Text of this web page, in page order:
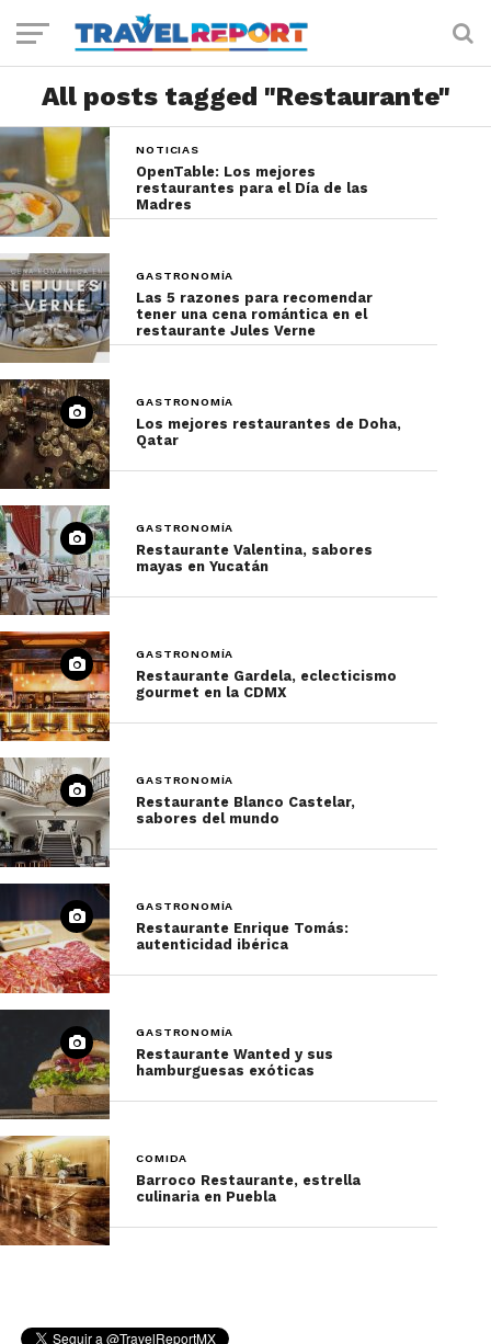
All posts tagged "Restaurante"
NOTICIAS
OpenTable: Los mejores
restaurantes para el Día de las
Madres
GASTRONOMÍA
Las 5 razones para recomendar
tener una cena romántica en el
restaurante Jules Verne
GASTRONOMÍA
Los mejores restaurantes de Doha,
Qatar
GASTRONOMÍA
Restaurante Valentina, sabores
mayas en Yucatán
GASTRONOMÍA
Restaurante Gardela, eclecticismo
gourmet en la CDMX
GASTRONOMÍA
Restaurante Blanco Castelar,
sabores del mundo
GASTRONOMÍA
Restaurante Enrique Tomás:
autenticidad ibérica
GASTRONOMÍA
Restaurante Wanted y sus
hamburguesas exóticas
COMIDA
Barroco Restaurante, estrella
culinaria en Puebla